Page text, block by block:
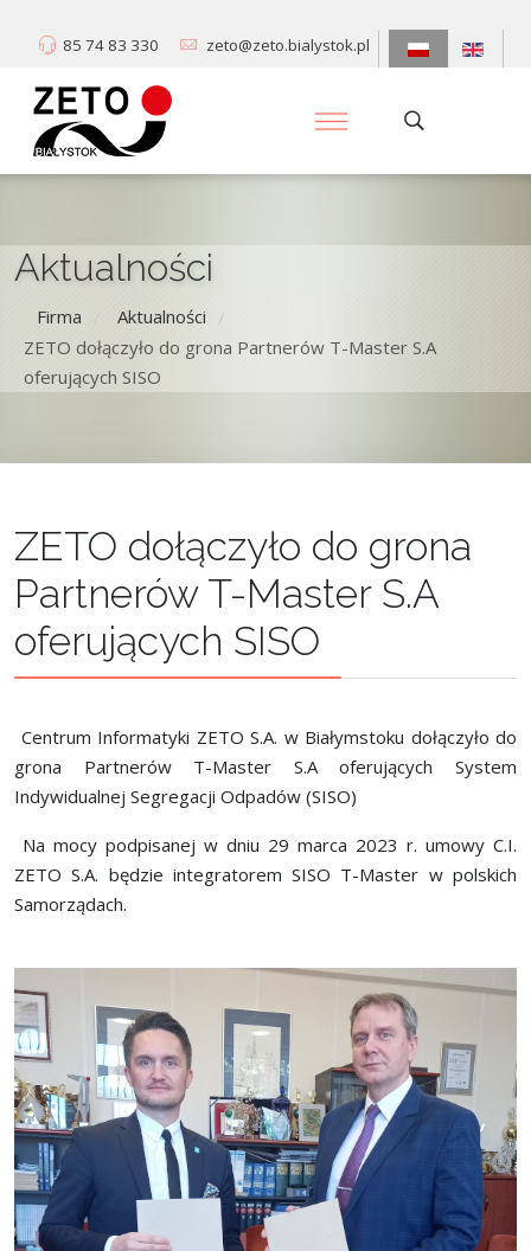
85 74 83 330 zeto@zeto.bialystok.pl
Aktualności
Firma Aktualności /
ZETO dołączyło do grona Partnerów T-Master S.A
oferujących SISO
ZETO dołączyło do grona
Partnerów T-Master S.A
oferujących SISO
Centrum Informatyki ZETO S.A. w Białymstoku dołączyło do
grona Partnerów T-Master S.A oferujących System
Indywidualnej Segregacji Odpadów (SISO)
Na mocy podpisanej w dniu 29 marca 2023 r. umowy C.I.
ZETO S.A. będzie integratorem SISO T-Master w polskich
Samorządach.